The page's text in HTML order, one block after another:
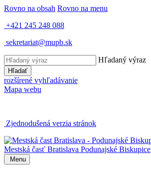
Rovno na obsah Rovno na menu
+421 245 248 088
sekretariat@mupb.sk
Hľadaný výraz
Hľadať
rozšírené vyhľadávanie
Mapa webu
Zjednodušená verzia stránok
Mestská časť Bratislava Podunajské Biskupice
Menu